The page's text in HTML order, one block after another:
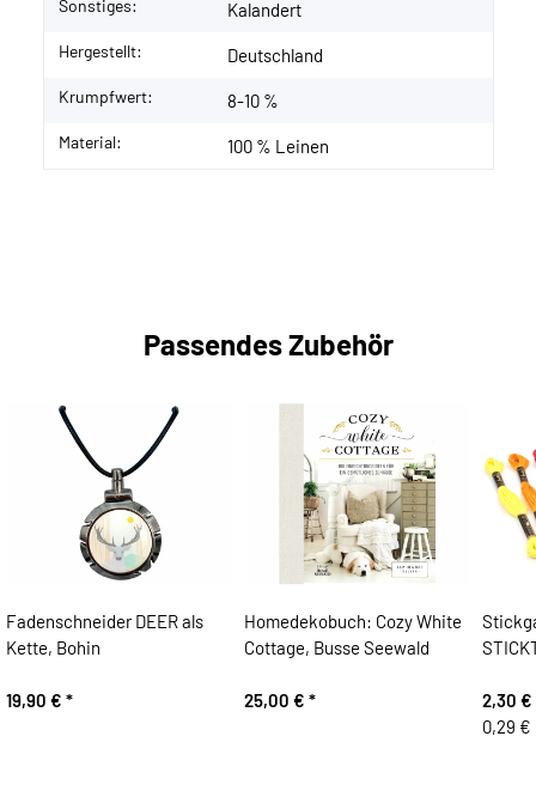
Sonstiges: Kalandert
Hergestellt: Deutschland
Krumpfwert: 8-10 %
Material: 100 % Leinen
Passendes Zubehör
Fadenschneider DEER als
Kette, Bohin
19,90 € *
Homedekobuch: Cozy White
Cottage, Busse Seewald
25,00 € * 2,30 €
0,29 €